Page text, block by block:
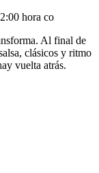
hora co
Al final de
clásicos y ritmo
vuelta atrás.